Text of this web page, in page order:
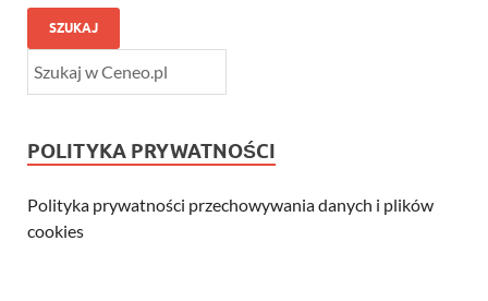
SZUKAJ
POLITYKA PRYWATNOŚCI
Polityka prywatności przechowywania danych i plików
cookies